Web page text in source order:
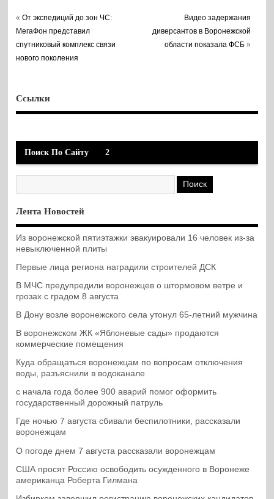
«От экспедиций до зон ЧС:
МегаФон представил
спутниковый комплекс связи
нового поколения
Видео задержания
диверсантов в Воронежской
области показала ФСБ »
Ссылки
Поиск По Сайту 2
Лента Новостей
Из воронежской пятиэтажки эвакуировали 16 человек из-за
невыключенной плиты
Первые лица региона наградили строителей ДСК
В МЧС предупредили воронежцев о штормовом ветре и
грозах с градом 8 августа
В Дону возле воронежского села утонул 65-летний мужчина
В воронежском ЖК «Яблоневые сады» продаются
коммерческие помещения
Куда обращаться воронежцам по вопросам отключения
воды, разъяснили в водоканале
с начала года более 900 аварий помог оформить
государственный дорожный патруль
Где ночью 7 августа сбивали беспилотники, рассказали
воронежцам
О погоде днем 7 августа рассказали воронежцам
США просят Россию освободить осужденного в Воронеже
американца Роберта Гилмана